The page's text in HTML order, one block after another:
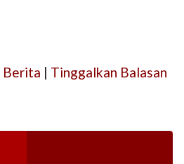
Berita | Tinggalkan Balasan